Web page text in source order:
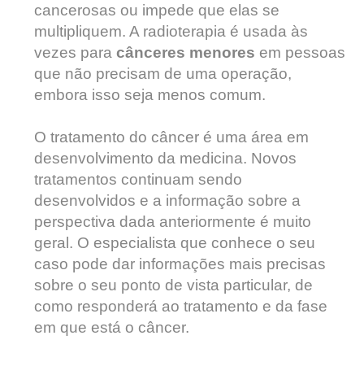
cancerosas ou impede que elas se
multipliquem. A radioterapia é usada às
vezes para cânceres menores em pessoas
que não precisam de uma operação,
embora isso seja menos comum.
O tratamento do câncer é uma área em
desenvolvimento da medicina. Novos
tratamentos continuam sendo
desenvolvidos e a informação sobre a
perspectiva dada anteriormente é muito
geral. O especialista que conhece o seu
caso pode dar informações mais precisas
sobre o seu ponto de vista particular, de
como responderá ao tratamento e da fase
em que está o câncer.